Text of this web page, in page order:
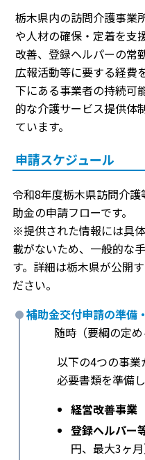
栃木県内の訪問介護事業
や人材の確保・定着を支
改善、登録ヘルパーの常
広報活動等に要する経費
下にある事業者の持続可
的な介護サービス提供体
ています。
申請スケジュール
令和8年度栃木県訪問介
助金の申請フローです。
※提供された情報には具
載がないため、一般的な
す。詳細は栃木県が公開
ださい。
補助金交付申請の準備
随時（要綱の定め
以下の4つの事業
必要書類を準備
経営改善事業
登録ヘルパー
円、最大3ヶ月